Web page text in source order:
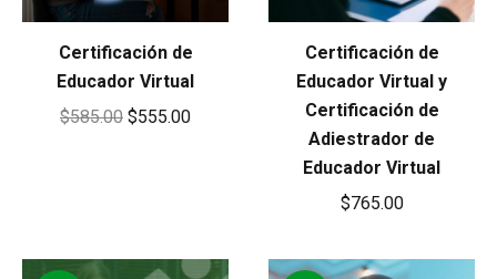
Certificación de
Educador Virtual
$585.00 Original
$555.00Current
Certificación de
Educador Virtual y
Certificación de
Adiestrador de
Educador Virtual
$765.00